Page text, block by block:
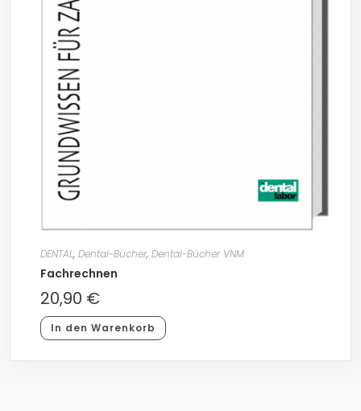
DENTAL, Dental-Bücher, Dental-Bücher VNM
Fachrechnen
20,90 €
In den Warenkorb